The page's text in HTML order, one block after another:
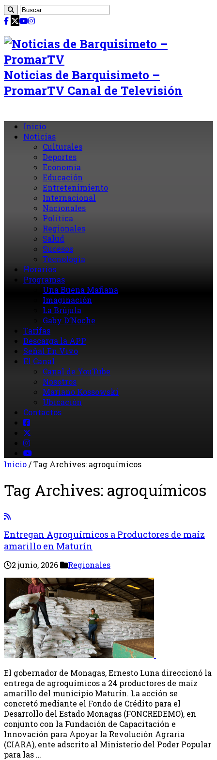
Noticias de Barquisimeto –
PromarTV Canal de Televisión
Inicio
Noticias
Culturales
Deportes
Economia
Educación
Entretenimiento
Internacional
Nacionales
Política
Regionales
Salud
Sucesos
Tecnología
Horarios
Programas
Una Buena Mañana
Imaginación
La Brújula
Gaby D’Noche
Tarifas
Descarga la APP
Señal En Vivo
El Canal
Canal de YouTube
Nosotros
Mariano Kossowski
Ubicación
Contactos
Inicio/Tag Archives: agroquímicos
Tag Archives: agroquímicos
Entregan Agroquímicos a Productores de maíz
amarillo en Maturín
2 junio, 2026 Regionales
El gobernador de Monagas, Ernesto Luna direccionó la
entrega de agroquímicos a 24 productores de maíz
amarillo del municipio Maturín. La acción se
concretó mediante el Fondo de Crédito para el
Desarrollo del Estado Monagas (FONCREDEMO), en
conjunto con la Fundación de Capacitación e
Innovación para Apoyar la Revolución Agraria
(CIARA), ente adscrito al Ministerio del Poder Popular
para las …